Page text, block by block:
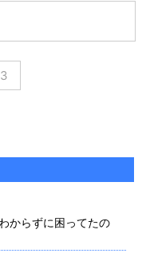
3
からずに困ってたの